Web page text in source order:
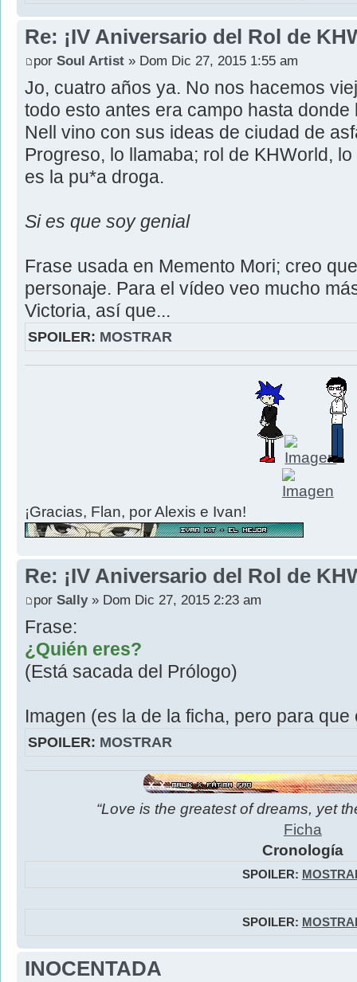
Re: ¡IV Aniversario del Rol de
por Soul Artist » Dom Dic 27, 2015 1:55 am
Jo, cuatro años ya. No nos hacemos
todo esto antes era campo hasta
Nell vino con sus ideas de ciudad de
Progreso, lo llamaba; rol de KHWorld,
es la pu*a droga.
Si es que soy genial
Frase usada en Memento Mori; creo
personaje. Para el vídeo veo mucho
Victoria, así que...
SPOILER: MOSTRAR
¡Gracias, Flan, por Alexis e Ivan!
Re: ¡IV Aniversario del Rol de
por Sally» Dom Dic 27, 2015 2:23 am
Frase:
¿Quién eres?
(Está sacada del Prólogo)
Imagen (es la de la ficha, pero para
SPOILER: MOSTRAR
“Love is the greatest of dreams, yet
Ficha
Cronología
SPOILER:
SPOILER:
INOCENTADA